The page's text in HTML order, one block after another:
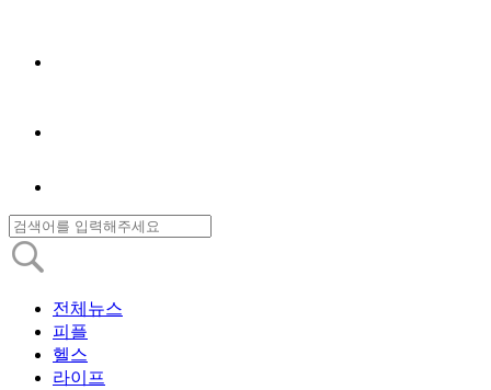
전체뉴스
피플
헬스
라이프